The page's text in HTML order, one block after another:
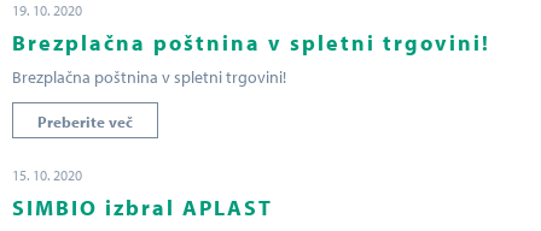
19. 10. 2020
Brezplačna poštnina v spletni trgovini!
Brezplačna poštnina v spletni trgovini!
Preberite več
15. 10. 2020
SIMBIO izbral APLAST